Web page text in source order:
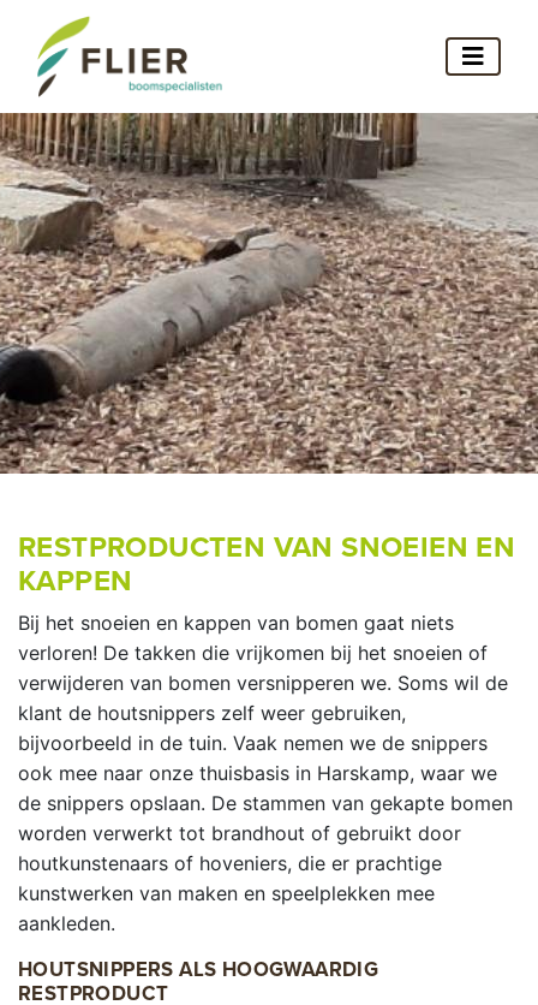
RESTPRODUCTEN VAN SNOEIEN EN
KAPPEN
Bij het snoeien en kappen van bomen gaat niets
verloren! De takken die vrijkomen bij het snoeien of
verwijderen van bomen versnipperen we. Soms wil de
klant de houtsnippers zelf weer gebruiken,
bijvoorbeeld in de tuin. Vaak nemen we de snippers
ook mee naar onze thuisbasis in Harskamp, waar we
de snippers opslaan. De stammen van gekapte bomen
worden verwerkt tot brandhout of gebruikt door
houtkunstenaars of hoveniers, die er prachtige
kunstwerken van maken en speelplekken mee
aankleden.
HOUTSNIPPERS ALS HOOGWAARDIG
RESTPRODUCT